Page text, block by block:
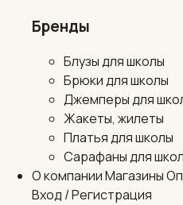
Бренды
Блузы для школы
Брюки для школы
Джемперы для
Жакеты, жилеты
Платья для школы
Сарафаны для
О компанииМагазины
Вход / Регистрация